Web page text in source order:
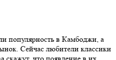
популярность в Камбоджи, а
Сейчас любители классики